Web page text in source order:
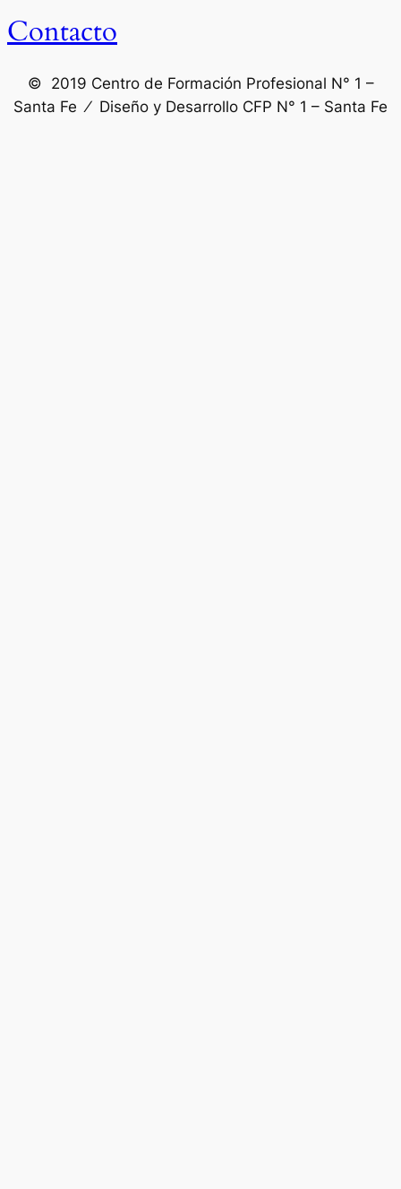
Contacto
© 2019 Centro de Formación Profesional N° 1 –
Santa Fe ⁄ Diseño y Desarrollo CFP N° 1 – Santa Fe